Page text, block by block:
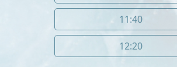
11:40
12:20